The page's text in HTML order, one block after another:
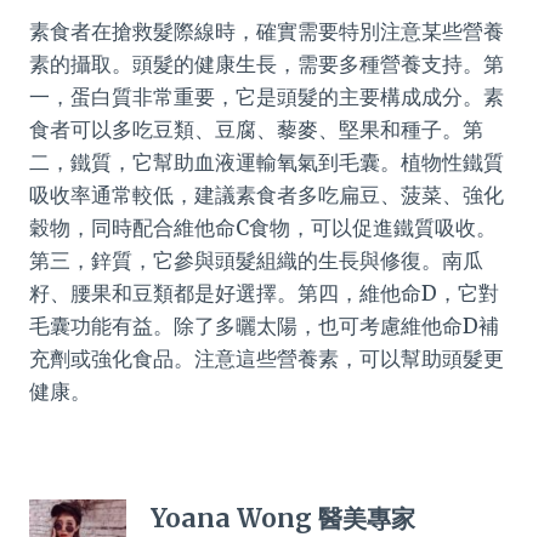
素食者在搶救髮際線時，確實需要特別注意某些營養
素的攝取。頭髮的健康生長，需要多種營養支持。第
一，蛋白質非常重要，它是頭髮的主要構成成分。素
食者可以多吃豆類、豆腐、藜麥、堅果和種子。第
二，鐵質，它幫助血液運輸氧氣到毛囊。植物性鐵質
吸收率通常較低，建議素食者多吃扁豆、菠菜、強化
穀物，同時配合維他命C食物，可以促進鐵質吸收。
第三，鋅質，它參與頭髮組織的生長與修復。南瓜
籽、腰果和豆類都是好選擇。第四，維他命D，它對
毛囊功能有益。除了多曬太陽，也可考慮維他命D補
充劑或強化食品。注意這些營養素，可以幫助頭髮更
健康。
Yoana Wong 醫美專家